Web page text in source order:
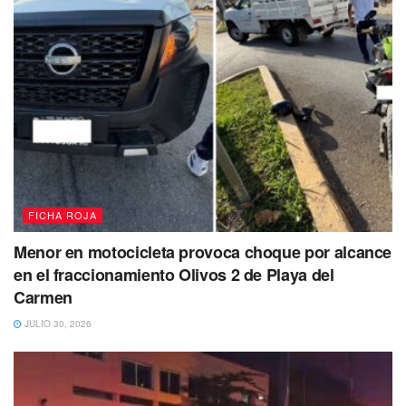
911, donde se señalaba a una mujer de origen tabasqueño
que trataba de extorsionar con amenazas mediante
mensajes en papel. a un establecimiento en la Colonia
Colosio, alertó a los oficiales de la Secretaría de
Seguridad Pública.
FICHA ROJA
Menor en motocicleta provoca choque por alcance
en el fraccionamiento Olivos 2 de Playa del
Carmen
JULIO 30, 2026